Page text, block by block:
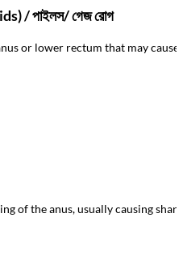
/ পাইলস/ গেজ রোগ
or lower rectum that may
of the anus, usually causing